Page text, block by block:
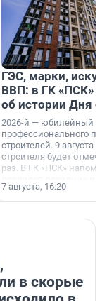
ГЭС, марки,
ВВП: в ГК «ПСК»
об истории Дня
2026-й — юбилейный
профессионального
строителей. 9 августа
строителя будет
раз. В ГК «ПСК»
поменялась роль
7 августа, 16:20
в скорые